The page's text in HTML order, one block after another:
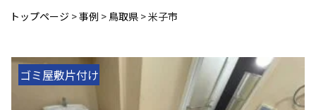
トップページ >事例 > 鳥取県 >米子市
ゴミ屋敷片付け